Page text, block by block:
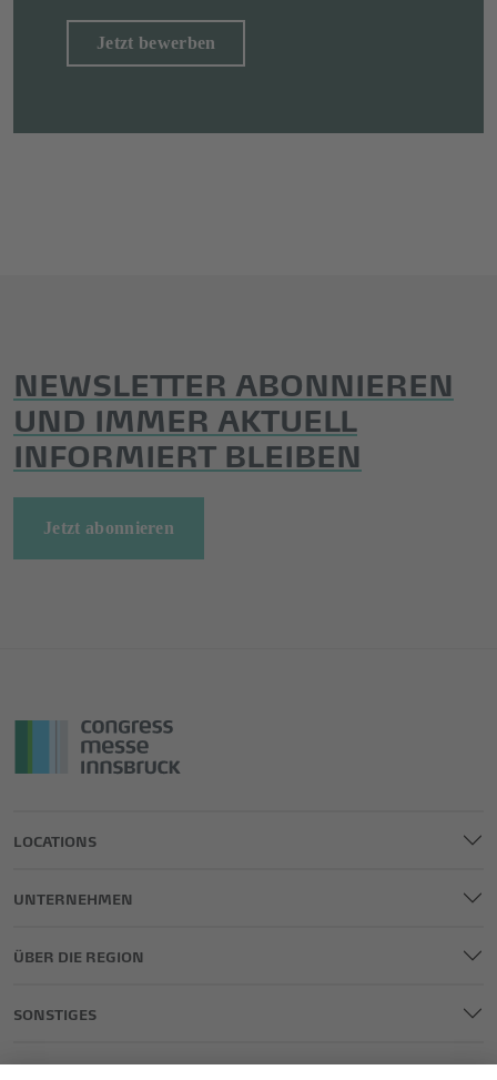
Jetzt bewerben
NEWSLETTER ABONNIEREN
UND IMMER AKTUELL
INFORMIERT BLEIBEN
Jetzt abonnieren
LOCATIONS
UNTERNEHMEN
ÜBER DIE REGION
SONSTIGES